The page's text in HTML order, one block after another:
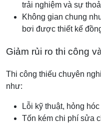
trải nghiệm và sự
Không gian chung
bơi được thiết kế
Giảm rủi ro thi công
Thi công thiếu chuyên
như:
Lỗi kỹ thuật, hỏng
Tốn kém chi phí sửa